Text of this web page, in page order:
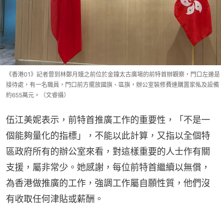
《香港01》記者曾到林鄭月娥之前位於金鐘太古廣場的前特首辦觀察，門口左邊是
接待處，有一名職員，門口前方擺放國旗、區旗，辦公室裝修費連購置家俬及設備
約655萬元。（文睿攝）
伍江美妮表示，前特首推廣工作的重要性，「不是一
個能夠量化的指標」，不能以此計算，又指以全個特
區政府所有的辦公室來看，對這樣重要的人士作有關
支援，屬非常少。她感謝，每位前特首繼續以無償，
為香港做推廣的工作，強調工作屬自願性質，他們沒
有收取任何津貼或薪酬。